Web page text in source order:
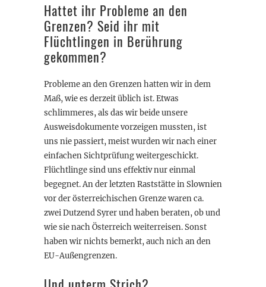
Hattet ihr Probleme an den
Grenzen? Seid ihr mit
Flüchtlingen in Berührung
gekommen?
Probleme an den Grenzen hatten wir in dem
Maß, wie es derzeit üblich ist. Etwas
schlimmeres, als das wir beide unsere
Ausweisdokumente vorzeigen mussten, ist
uns nie passiert, meist wurden wir nach einer
einfachen Sichtprüfung weitergeschickt.
Flüchtlinge sind uns effektiv nur einmal
begegnet. An der letzten Raststätte in Slownien
vor der österreichischen Grenze waren ca.
zwei Dutzend Syrer und haben beraten, ob und
wie sie nach Österreich weiterreisen. Sonst
haben wir nichts bemerkt, auch nich an den
EU-Außengrenzen.